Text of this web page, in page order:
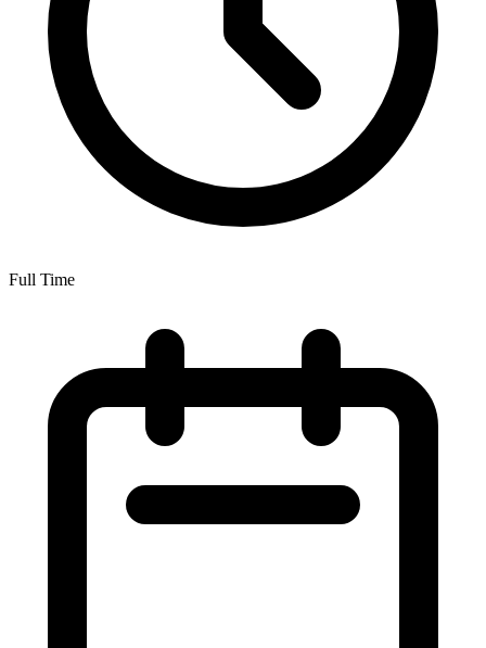
Full Time